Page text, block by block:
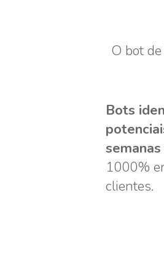
O bot
Bots
1000%
clientes.